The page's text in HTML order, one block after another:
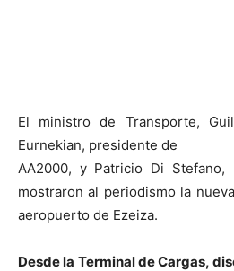
El ministro de Transporte,
Eurnekian, presidente de
AA2000, y Patricio Di Stefano,
mostraron al periodismo la
aeropuerto de Ezeiza.
Desde la Terminal de Cargas,